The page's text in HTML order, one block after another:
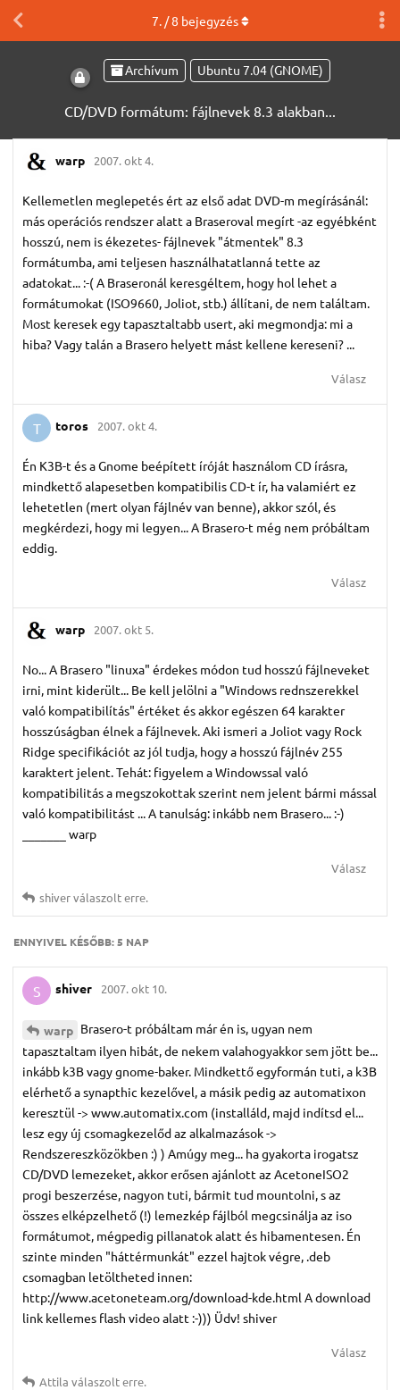
Archívum Ubuntu 7.04 (GNOME)
CD/DVD formátum: fájlnevek 8.3 alakban...
7. /8 bejegyzés
warp 2007. okt 4.
Kellemetlen meglepetés ért az első adat DVD-m megírásánál:
más operációs rendszer alatt a Braseroval megírt -az egyébként
hosszú, nem is ékezetes- fájlnevek "átmentek" 8.3
formátumba, ami teljesen használhatatlanná tette az
adatokat... :-( A Braseronál keresgéltem, hogy hol lehet a
formátumokat (ISO9660, Joliot, stb.) állítani, de nem találtam.
Most keresek egy tapasztaltabb usert, aki megmondja: mi a
hiba? Vagy talán a Brasero helyett mást kellene kereseni? ...
Válasz
T toros 2007. okt 4.
Én K3B-t és a Gnome beépített íróját használom CD írásra,
mindkettő alapesetben kompatibilis CD-t ír, ha valamiért ez
lehetetlen (mert olyan fájlnév van benne), akkor szól, és
megkérdezi, hogy mi legyen... A Brasero-t még nem próbáltam
eddig.
Válasz
warp 2007. okt 5.
No... A Brasero "linuxa" érdekes módon tud hosszú fájlneveket
irni, mint kiderült... Be kell jelölni a "Windows rednszerekkel
való kompatibilítás" értéket és akkor egészen 64 karakter
hosszúságban élnek a fájlnevek. Aki ismeri a Joliot vagy Rock
Ridge specifikációt az jól tudja, hogy a hosszú fájlnév 255
karaktert jelent. Tehát: figyelem a Windowssal való
kompatibilitás a megszokottak szerint nem jelent bármi mással
való kompatibilitást ... A tanulság: inkább nem Brasero... :-)
_______ warp
Válasz
shiverválaszolt erre.
ENNYIVEL KÉSŐBB:5 NAP
S shiver 2007. okt 10.
warp Brasero-t próbáltam már én is, ugyan nem
tapasztaltam ilyen hibát, de nekem valahogyakkor sem jött be...
inkább k3B vagy gnome-baker. Mindkettő egyformán tuti, a k3B
elérhető a synapthic kezelővel, a másik pedig az automatixon
keresztül -> www.automatix.com (installáld, majd indítsd el...
lesz egy új csomagkezelőd az alkalmazások ->
Rendszereszközökben :) ) Amúgy meg... ha gyakorta irogatsz
CD/DVD lemezeket, akkor erősen ajánlott az AcetoneISO2
progi beszerzése, nagyon tuti, bármit tud mountolni, s az
összes elképzelhető (!) lemezkép fájlból megcsinálja az iso
formátumot, mégpedig pillanatok alatt és hibamentesen. Én
szinte minden "háttérmunkát" ezzel hajtok végre, .deb
csomagban letöltheted innen:
http://www.acetoneteam.org/download-kde.html A download
link kellemes flash video alatt :-))) Üdv! shiver
Válasz
Attila válaszolt erre.